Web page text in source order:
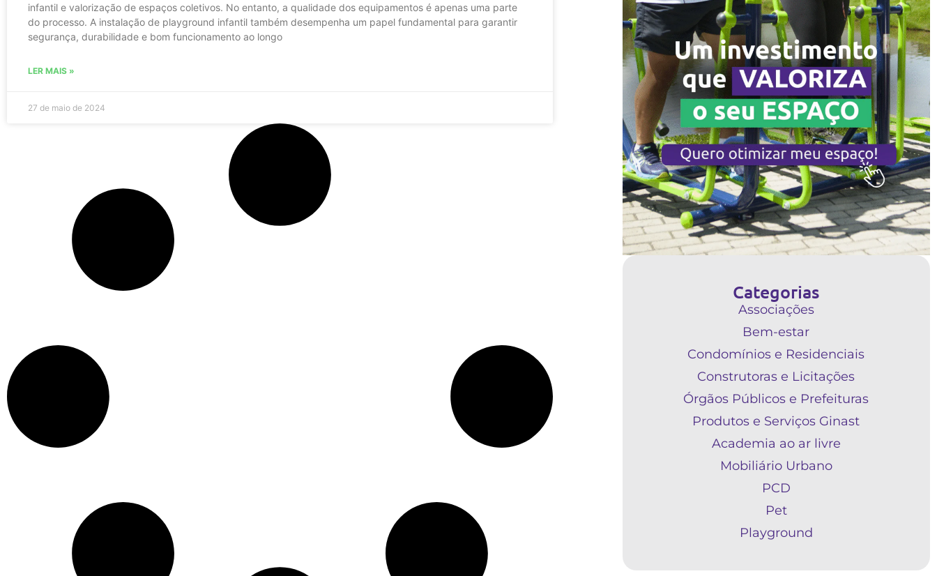
infantil e valorização de espaços coletivos. No entanto, a qualidade dos equipamentos é apenas uma parte
do processo. A instalação de playground infantil também desempenha um papel fundamental para garantir
segurança, durabilidade e bom funcionamento ao longo
LER MAIS »
27 de maio de 2024
Categorias
Associações
Bem-estar
Condomínios e Residenciais
Construtoras e Licitações
Órgãos Públicos e Prefeituras
Produtos e Serviços Ginast
Academia ao ar livre
Mobiliário Urbano
PCD
Pet
Playground